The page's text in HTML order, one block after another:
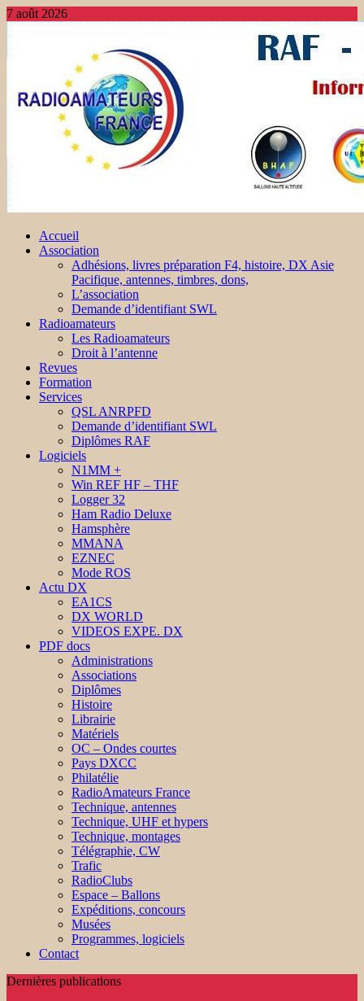
7 août 2026
Accueil
Association
Adhésions, livres préparation F4, histoire, DX Asie
Pacifique, antennes, timbres, dons,
L’association
Demande d’identifiant SWL
Radioamateurs
Les Radioamateurs
Droit à l’antenne
Revues
Formation
Services
QSL ANRPFD
Demande d’identifiant SWL
Diplômes RAF
Logiciels
N1MM +
Win REF HF – THF
Logger 32
Ham Radio Deluxe
Hamsphère
MMANA
EZNEC
Mode ROS
Actu DX
EA1CS
DX WORLD
VIDEOS EXPE. DX
PDF docs
Administrations
Associations
Diplômes
Histoire
Librairie
Matériels
OC – Ondes courtes
Pays DXCC
Philatélie
RadioAmateurs France
Technique, antennes
Technique, UHF et hypers
Technique, montages
Télégraphie, CW
Trafic
RadioClubs
Espace – Ballons
Expéditions, concours
Musées
Programmes, logiciels
Contact
Dernières publications